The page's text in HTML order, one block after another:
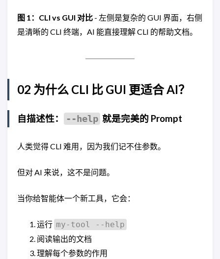
图 1：CLI vs GUI 对比 - 左侧是复杂的 GUI 界面，右侧
是清晰的 CLI 终端，AI 能直接理解 CLI 的帮助文档。
02 为什么 CLI 比 GUI 更适合 AI？
自描述性： --help 就是完美的 Prompt
人类觉得 CLI 难用，因为我们记不住参数。
但对 AI 来说，这不是问题。
当你给智能体一个新工具，它会：
运行 my-tool --help
阅读输出的文档
理解每个参数的作用